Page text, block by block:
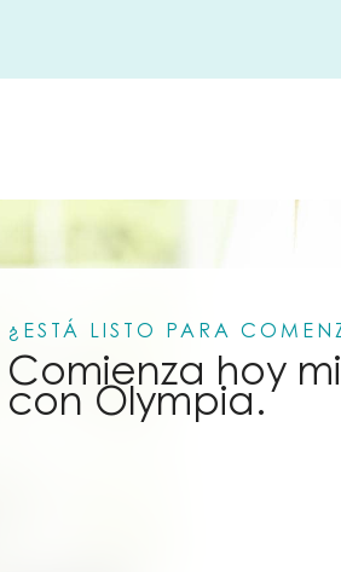
¿ESTÁ LISTO PARA
Comienza hoy
con Olympia.